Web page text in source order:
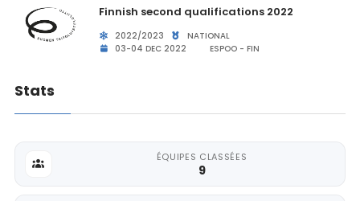
Finnish second qualifications 2022
2022/2023
NATIONAL
03-04 DEC 2022
ESPOO - FIN
Stats
ÉQUIPES CLASSÉES
9